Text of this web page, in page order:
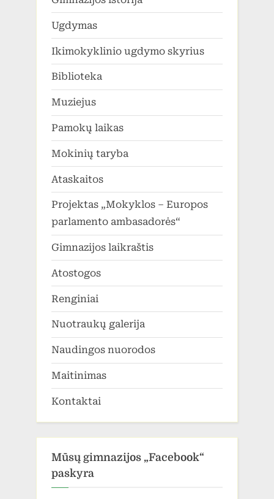
Ugdymas
Ikimokyklinio ugdymo skyrius
Biblioteka
Muziejus
Pamokų laikas
Mokinių taryba
Ataskaitos
Projektas „Mokyklos – Europos
parlamento ambasadorės“
Gimnazijos laikraštis
Atostogos
Renginiai
Nuotraukų galerija
Naudingos nuorodos
Maitinimas
Kontaktai
Mūsų gimnazijos „Facebook“
paskyra